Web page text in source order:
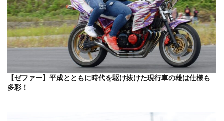
【ゼファー】平成とともに時代を駆け抜けた現行車の雄は仕様も
多彩！